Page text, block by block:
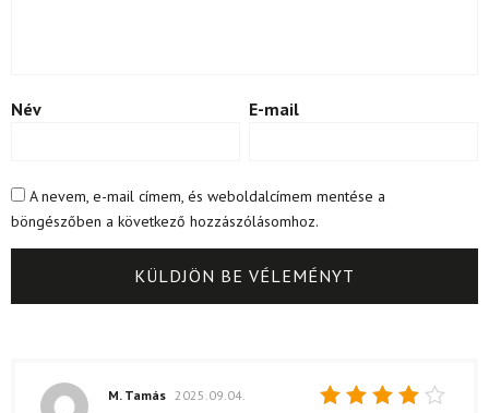
Név E-mail
A nevem, e-mail címem, és weboldalcímem mentése a
böngészőben a következő hozzászólásomhoz.
M. Tamás 2025.09.04.